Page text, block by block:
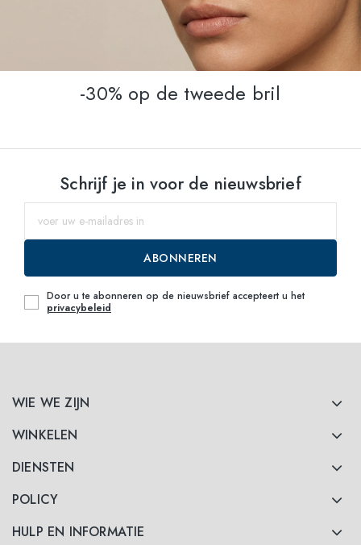
-30% op de tweede bril
WIE WE ZIJN
WINKELEN
DIENSTEN
POLICY
HULP EN INFORMATIE
Schrijf je in voor de nieuwsbrief
ABONNEREN
Door u te abonneren op de nieuwsbrief accepteert u het
privacybeleid